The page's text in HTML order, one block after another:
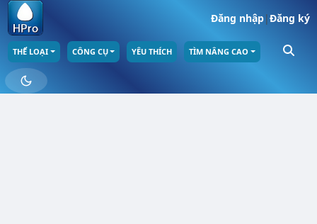
Đăng nhập|Đăng ký
THỂ LOẠI CÔNG CỤ YÊU THÍCH TÌM NÂNG CAO